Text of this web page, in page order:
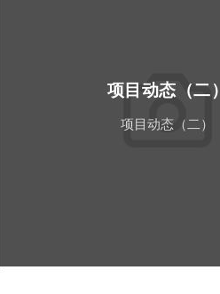
项目动态（二）
项目动态（二）